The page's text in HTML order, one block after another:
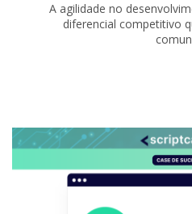
A agilidade no
diferencial competitivo